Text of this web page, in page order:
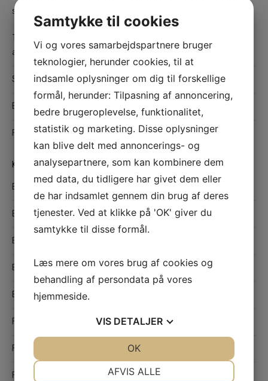
service
Teltudlejning i København: Fleksible og praktiske løsninger til
alle typer arrangementer
Sådan finder du det bedste værksted i Odense til din bil
Effektiv hårfjerning med sugaring
Find den rette maler i Hedensted til kvalitetsmalerarbejde
KATEGORIER
Bolig
Børn og unge
Butikker
Byggebranchen
Erhverv
Flytning og Transport
Forsikring
Fritid
Samtykke til cookies
Vi og vores samarbejdspartnere bruger
teknologier, herunder cookies, til at
indsamle oplysninger om dig til forskellige
formål, herunder: Tilpasning af annoncering,
bedre brugeroplevelse, funktionalitet,
statistik og marketing. Disse oplysninger
kan blive delt med annoncerings- og
analysepartnere, som kan kombinere dem
med data, du tidligere har givet dem eller
de har indsamlet gennem din brug af deres
tjenester. Ved at klikke på 'OK' giver du
samtykke til disse formål.
Læs mere om vores brug af cookies og
behandling af persondata på vores
hjemmeside.
VIS DETALJER
AFVIS ALLE
OK